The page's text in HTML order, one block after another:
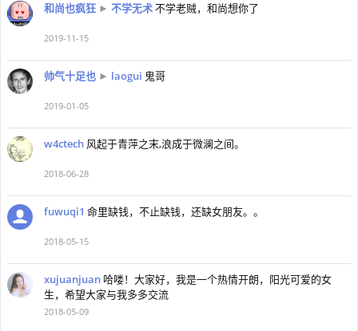
和尚也疯狂 ► 不学无术不学老贼，和尚想你了
2019-11-15
帅气十足也 ► laogui 鬼哥
2019-01-05
w4ctech 风起于青萍之末,浪成于微澜之间。
2018-06-28
fuwuqi1 命里缺钱，不止缺钱，还缺女朋友。。
2018-05-15
xujuanjuan 哈喽！大家好，我是一个热情开朗，阳光可爱的女
生，希望大家与我多多交流
2018-05-09